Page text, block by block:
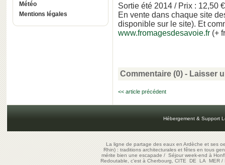
Météo
Mentions légales
Sortie été 2014 / Prix : 12,50
En vente dans chaque site
disponible sur le site). Et
www.fromagesdesavoie.fr (+
Commentaire (0) - Laisser
<< article précédent
Hébergement & Support
La ligne de partage des eaux en Ardèche et ses
Rhin) : traditions architecturales et fêtes en tous
mérite bien une escapade/Séjour week-end à
Redoutable, c'est à Cherbourg, CITE DE LA MER/